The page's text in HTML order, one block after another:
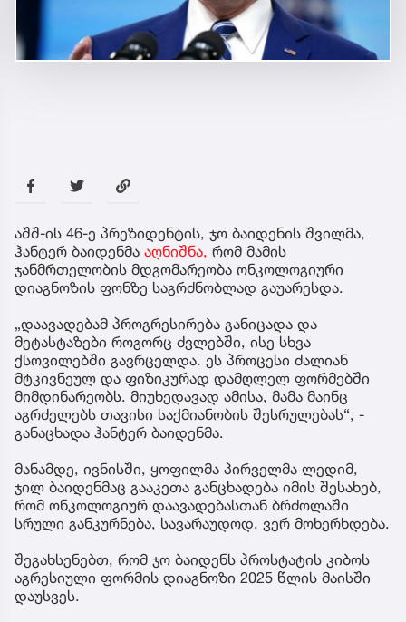
აშშ-ის 46-ე პრეზიდენტის, ჯო ბაიდენის შვილმა,
ჰანტერ ბაიდენმა აღნიშნა, რომ მამის
ჯანმრთელობის მდგომარეობა ონკოლოგიური
დიაგნოზის ფონზე საგრძნობლად გაუარესდა.
„დაავადებამ პროგრესირება განიცადა და
მეტასტაზები როგორც ძვლებში, ისე სხვა
ქსოვილებში გავრცელდა. ეს პროცესი ძალიან
მტკივნეულ და ფიზიკურად დამღლელ ფორმებში
მიმდინარეობს. მიუხედავად ამისა, მამა მაინც
აგრძელებს თავისი საქმიანობის შესრულებას“, -
განაცხადა ჰანტერ ბაიდენმა.
მანამდე, ივნისში, ყოფილმა პირველმა ლედიმ,
ჯილ ბაიდენმაც გააკეთა განცხადება იმის შესახებ,
რომ ონკოლოგიურ დაავადებასთან ბრძოლაში
სრული განკურნება, სავარაუდოდ, ვერ მოხერხდება.
შეგახსენებთ, რომ ჯო ბაიდენს პროსტატის კიბოს
აგრესიული ფორმის დიაგნოზი 2025 წლის მაისში
დაუსვეს.